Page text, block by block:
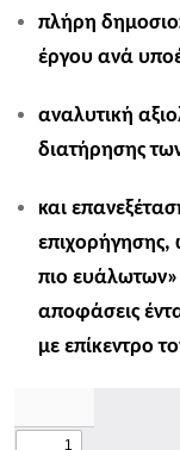
πλήρη
έργου ανά
αναλυτική
διατήρησης
και
επιχορήγησης,
πιο ευάλωτων»
αποφάσεις
με επίκεντρο